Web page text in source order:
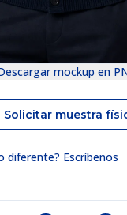
mockup en
Solicitar muestra
diferente? Escríbenos